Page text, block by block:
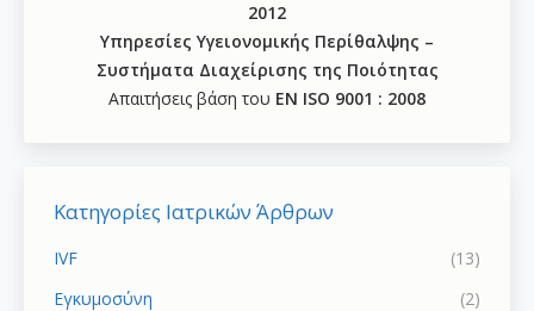
2012
Υπηρεσίες Υγειονομικής Περίθαλψης –
Συστήματα Διαχείρισης της Ποιότητας
Απαιτήσεις βάση του ΕΝ ISO 9001 : 2008
Κατηγορίες Ιατρικών Άρθρων
IVF
(13)
Εγκυμοσύνη
(2)